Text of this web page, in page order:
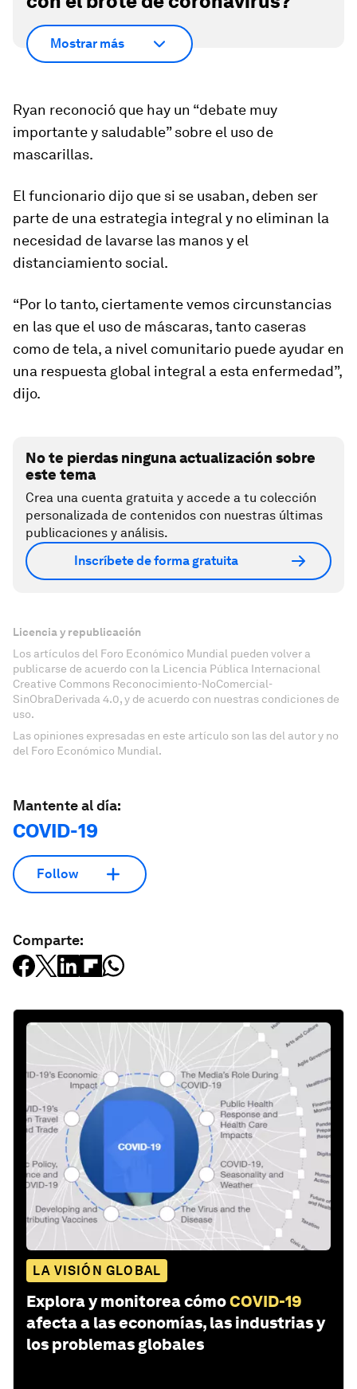
Mostrar más
Ryan reconoció que hay un “debate muy
importante y saludable” sobre el uso de
mascarillas.
El funcionario dijo que si se usaban, deben ser
parte de una estrategia integral y no eliminan la
necesidad de lavarse las manos y el
distanciamiento social.
“Por lo tanto, ciertamente vemos circunstancias
en las que el uso de máscaras, tanto caseras
como de tela, a nivel comunitario puede ayudar en
una respuesta global integral a esta enfermedad”,
dijo.
No te pierdas ninguna actualización sobre
este tema
Crea una cuenta gratuita y accede a tu colección
personalizada de contenidos con nuestras últimas
publicaciones y análisis.
Inscríbete de forma gratuita
Licencia y republicación
Los artículos del Foro Económico Mundial pueden volver a
publicarse de acuerdo con la Licencia Pública Internacional
Creative Commons Reconocimiento-NoComercial-
SinObraDerivada 4.0, y de acuerdo con nuestras condiciones de
uso.
Las opiniones expresadas en este artículo son las del autor y no
del Foro Económico Mundial.
Mantente al día:
COVID-19
Follow
Comparte:
LA VISIÓN GLOBAL
Explora y monitorea cómoCOVID-19
afecta a las economías, las industrias y
los problemas globales